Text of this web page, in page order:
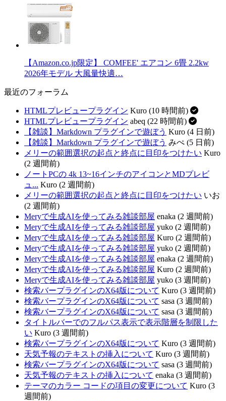
【Amazon.co.jp限定】 COMFEE' エアコン 6畳 2.2kw
2026年モデル 大風量快適…
最近のフォーラム
HTMLプレビュープラグイン Kuro (10 時間前)
HTMLプレビュープラグイン abeq (22 時間前)
【雑談】Markdown プラグインで遊ぼう Kuro (4 日前)
【雑談】Markdown プラグインで遊ぼう みぺ (5 日前)
メリーの範囲選択の起点と終点に目印をつけたい Kuro
(2 週間前)
ノートPCの 4k 13~16インチのアイコンとMDプレビ
ュ... Kuro (2 週間前)
メリーの範囲選択の起点と終点に目印をつけたい いお
(2 週間前)
Meryで生成AIを使ってみる雑談部屋 enaka (2 週間前)
Meryで生成AIを使ってみる雑談部屋 yuko (2 週間前)
Meryで生成AIを使ってみる雑談部屋 Kuro (2 週間前)
Meryで生成AIを使ってみる雑談部屋 yuko (2 週間前)
Meryで生成AIを使ってみる雑談部屋 enaka (2 週間前)
Meryで生成AIを使ってみる雑談部屋 Kuro (2 週間前)
Meryで生成AIを使ってみる雑談部屋 yuko (3 週間前)
検索バープラグインのX64版について Kuro (3 週間前)
検索バープラグインのX64版について sasa (3 週間前)
検索バープラグインのX64版について sasa (3 週間前)
タイトルバーでのフルパス表示で表示階層を制限した
い Kuro (3 週間前)
検索バープラグインのX64版について Kuro (3 週間前)
天気予報のテキストの挿入について Kuro (3 週間前)
検索バープラグインのX64版について sasa (3 週間前)
天気予報のテキストの挿入について enaka (3 週間前)
テーマのカラー コードの項目の変更について Kuro (3
週間前)